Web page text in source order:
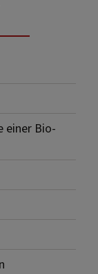
einer Bio-